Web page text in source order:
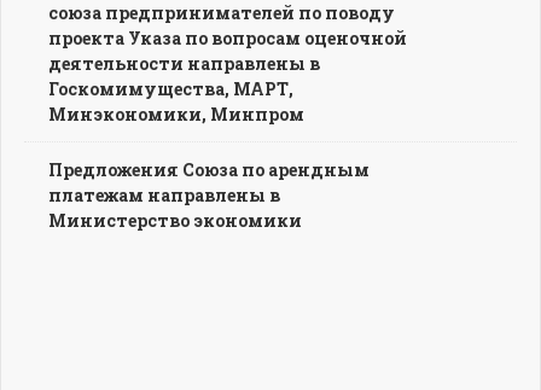
союза предпринимателей по поводу
проекта Указа по вопросам оценочной
деятельности направлены в
Госкомимущества, МАРТ,
Минэкономики, Минпром
Предложения Союза по арендным
платежам направлены в
Министерство экономики